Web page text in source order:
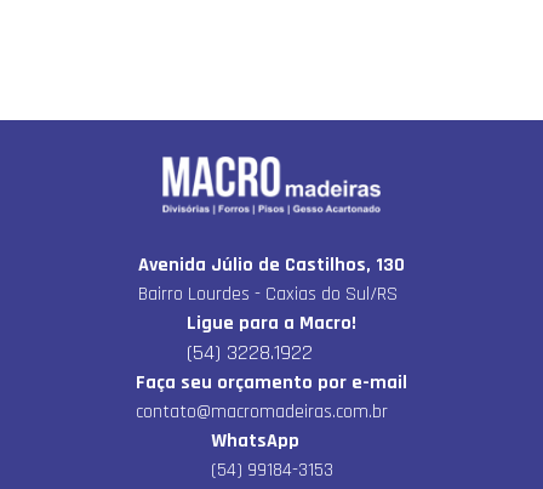
Avenida Júlio de Castilhos, 130
Bairro Lourdes - Caxias do Sul/RS
Ligue para a Macro!
(54) 3228.1922
Faça seu orçamento por e-mail
contato@macromadeiras.com.br
WhatsApp
(54) 99184-3153